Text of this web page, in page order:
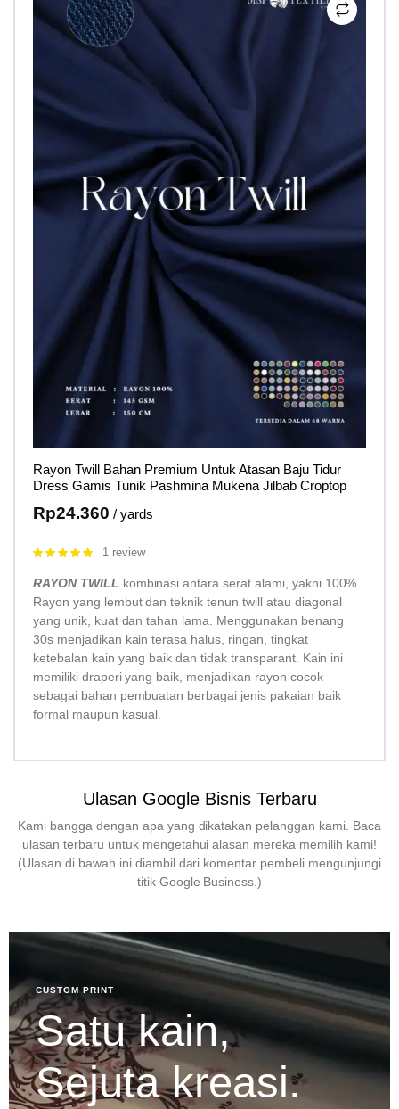
Rayon Twill Bahan Premium Untuk Atasan Baju Tidur
Dress Gamis Tunik Pashmina Mukena Jilbab Croptop
Rp24.360 / yards
Rated
1 review
RAYON TWILL kombinasi antara serat alami, yakni 100%
Rayon yang lembut dan teknik tenun twill atau diagonal
yang unik, kuat dan tahan lama. Menggunakan benang
30s menjadikan kain terasa halus, ringan, tingkat
ketebalan kain yang baik dan tidak transparant. Kain ini
memiliki draperi yang baik, menjadikan rayon cocok
sebagai bahan pembuatan berbagai jenis pakaian baik
formal maupun kasual.
Ulasan Google Bisnis Terbaru
Kami bangga dengan apa yang dikatakan pelanggan kami. Baca
ulasan terbaru untuk mengetahui alasan mereka memilih kami!
(Ulasan di bawah ini diambil dari komentar pembeli mengunjungi
titik Google Business.)
CUSTOM PRINT
Satu kain,
Sejuta kreasi.